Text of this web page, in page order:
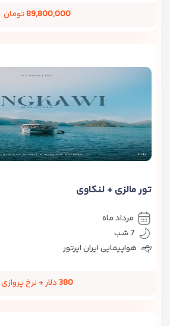
89,800,000تومان
تور مالزی + لنکاوی
مرداد ماه
7 شب
هواپیمایی ایران ایرتور
380دلار + نرخ پروازی